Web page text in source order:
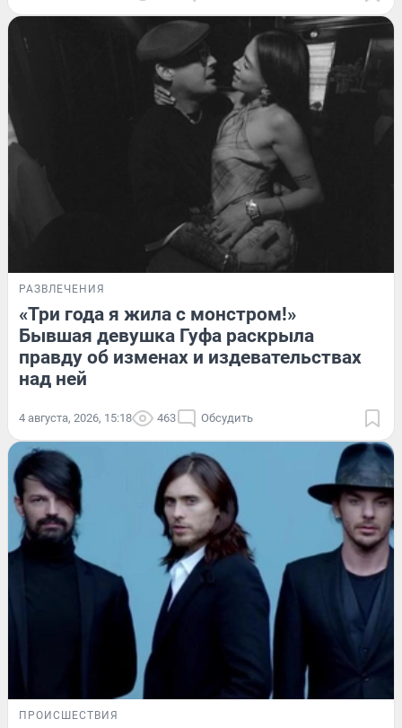
РАЗВЛЕЧЕНИЯ
«Три года я жила с монстром!»
Бывшая девушка Гуфа раскрыла
правду об изменах и издевательствах
над ней
4 августа, 2026, 15:18 463 Обсудить
ПРОИСШЕСТВИЯ